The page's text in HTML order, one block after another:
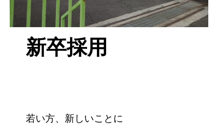
新卒採用
若い方、新しいことに